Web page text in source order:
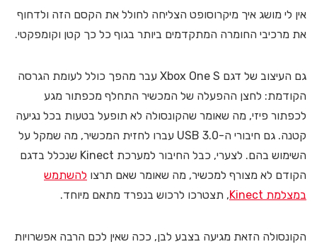
אין לי מושג איך מיקרוסופט הצליחה לחולל את הקסם הזה ולדחוף
את מרכיבי החומרה המתקדמים ביותר בגוף כל כך קטן וקומפקטי.
גם העיצוב של דגם Xbox One S עבר מהפך כולל לעומת הגרסה
הקודמת: לחצן ההפעלה של המכשיר התחלף מכפתור מגע
לכפתור פיזי, מה שאומר שהקונסולה לא תופעל בטעות בכל נגיעה
קטנה. גם חיבורי ה-USB 3.0 עברו לחזית המכשיר, מה שמקל על
השימוש בהם. לצערי, כבל החיבור למערכת Kinect שנכלל בדגם
הקודם לא מצורף למכשיר, מה שאומר שאם תרצו להשתמש
במצלמת Kinect
, תצטרכו לרכוש בנפרד מתאם מיוחד.
הקונסולה הזאת מגיעה בצבע לבן, ככה שאין לכם הרבה אפשרויות